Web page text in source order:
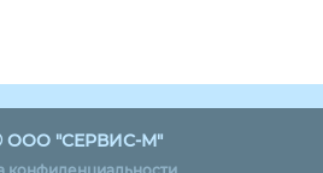
ООО "СЕРВИС-М"